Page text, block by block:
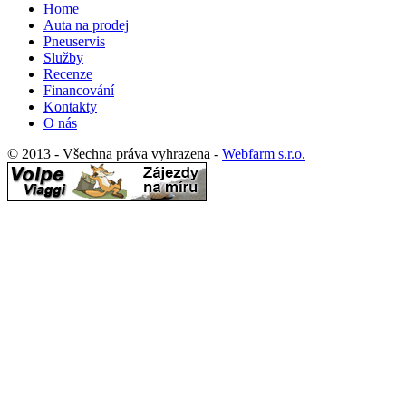
Home
Auta na prodej
Pneuservis
Služby
Recenze
Financování
Kontakty
O nás
© 2013 - Všechna práva vyhrazena - Webfarm s.r.o.